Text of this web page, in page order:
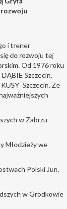
rozwoju
i trener
do rozwoju tej
Od 1976 roku
Szczecin,
Szczecin. Ze
w Zabrzu
Młodzieży we
Polski Jun.
w Grodkowie